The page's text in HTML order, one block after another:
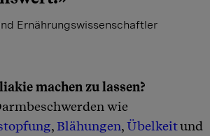
Ernährungswissenschaftler
machen zu lassen?
wie
,Blähungen,Übelkeitund